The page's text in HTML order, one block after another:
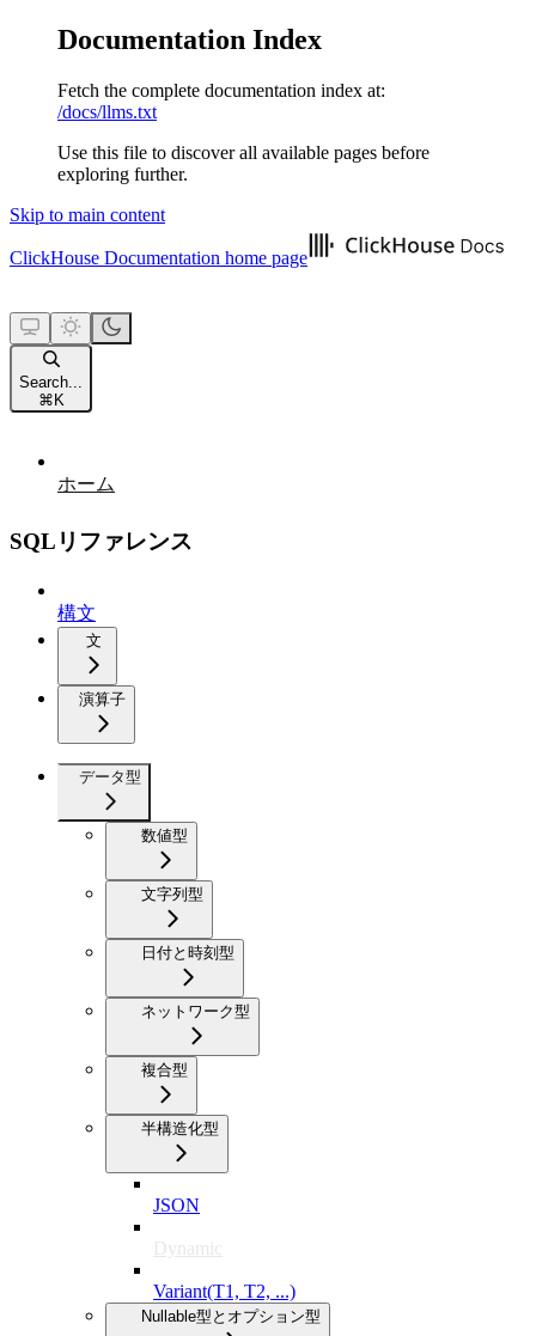
Documentation Index
Fetch the complete documentation index at:
/docs/llms.txt
Use this file to discover all available pages before
exploring further.
Skip to main content
ClickHouse Documentation home page
Search...
⌘ K
ホーム
SQLリファレンス
構文
文
演算子
データ型
数値型
文字列型
日付と時刻型
ネットワーク型
複合型
半構造化型
JSON
Dynamic
Variant(T1, T2, ...)
Nullable型とオプション型